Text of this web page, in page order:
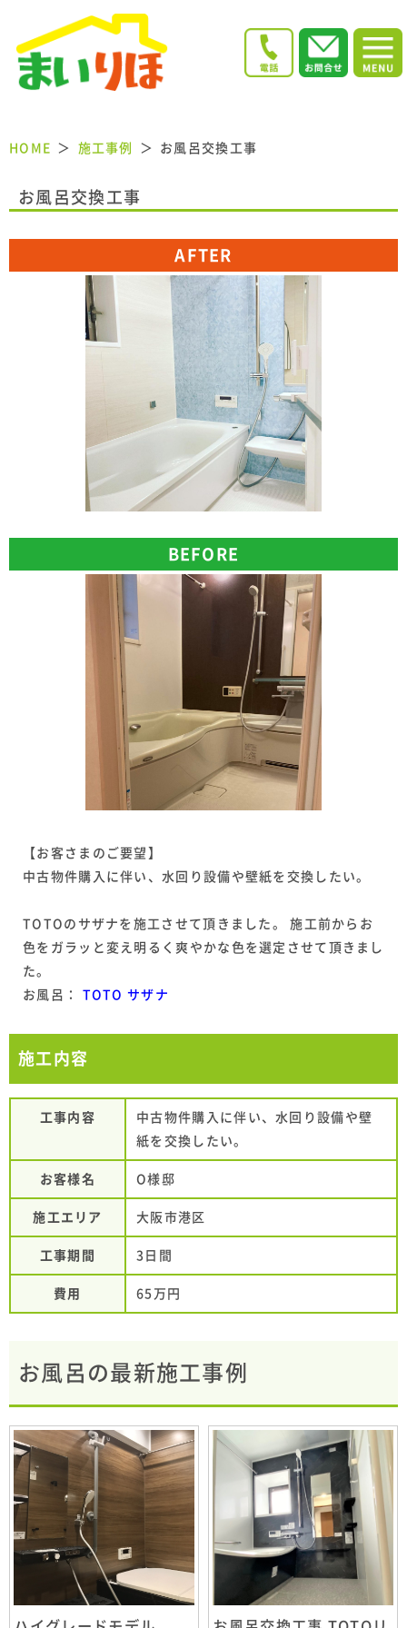
HOME 施工事例 お風呂交換工事
お風呂交換工事
AFTER
BEFORE
【お客さまのご要望】
中古物件購入に伴い、水回り設備や壁紙を交換したい。
TOTOのサザナを施工させて頂きました。 施工前からお
色をガラッと変え明るく爽やかな色を選定させて頂きまし
た。
お風呂：
TOTO サザナ
施工内容
工事内容
中古物件購入に伴い、水回り設備や壁
紙を交換したい。
お客様名 O様邸
施工エリア 大阪市港区
工事期間 3日間
費用 65万円
お風呂の最新施工事例